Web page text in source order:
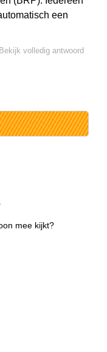
een
Bekijk volledig antwoord
mee kijkt?